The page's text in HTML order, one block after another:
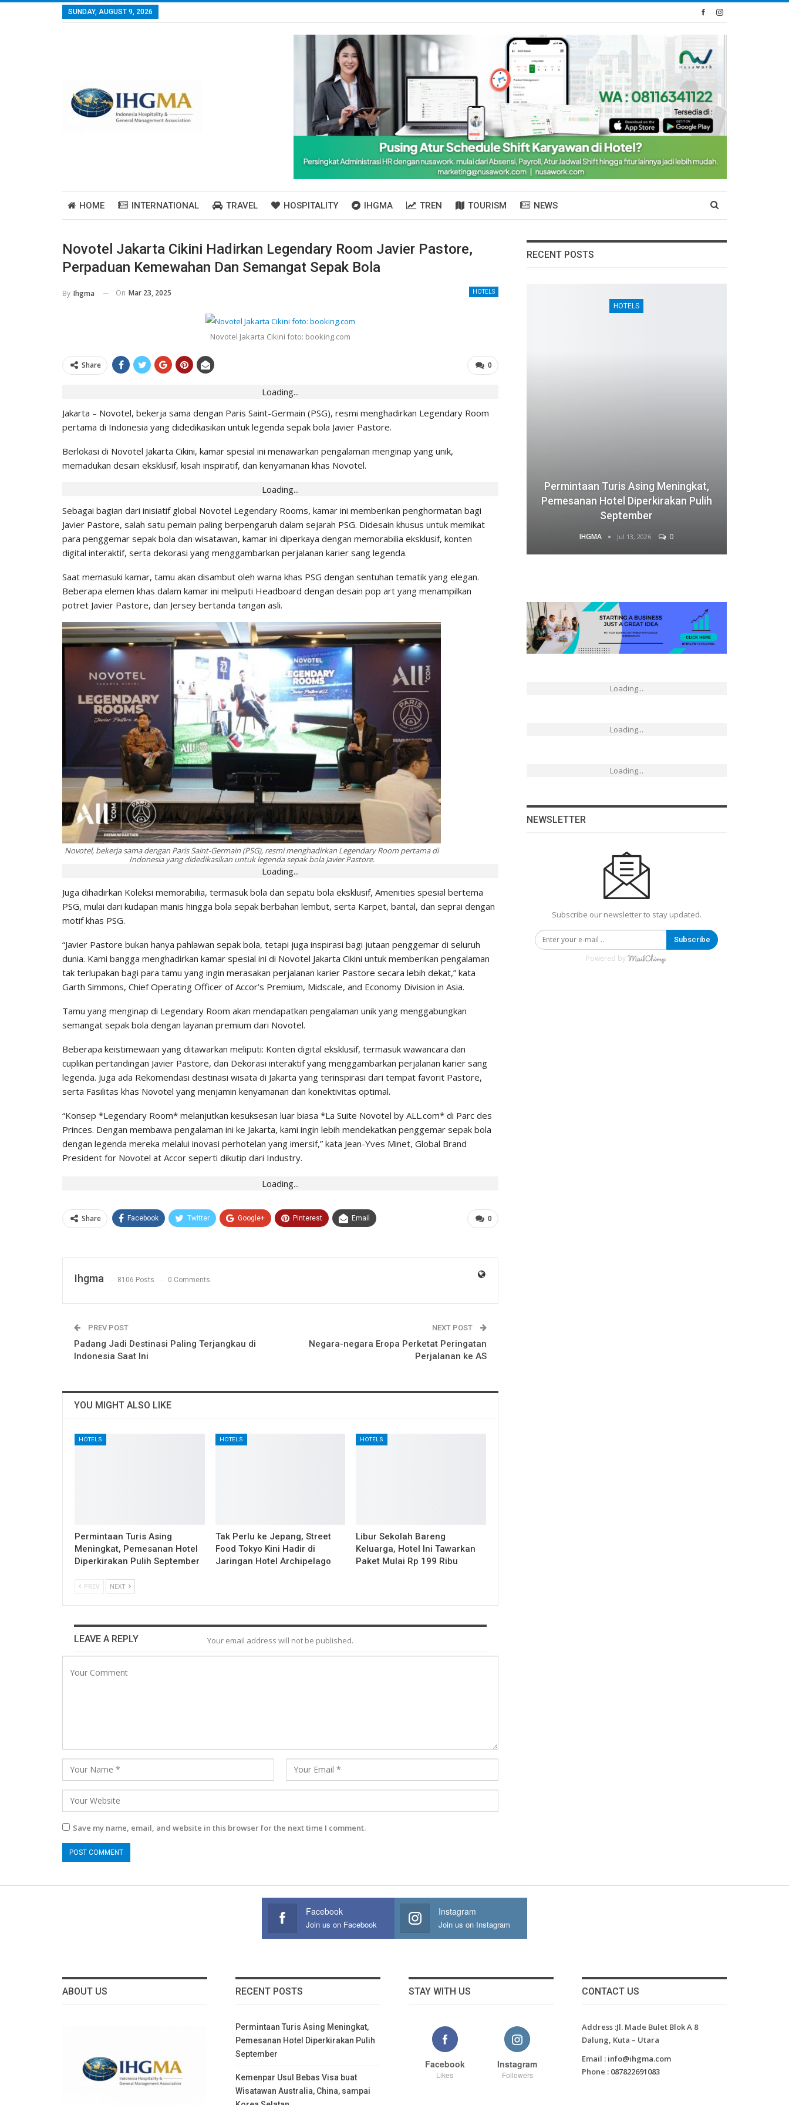
SUNDAY, AUGUST 9, 2026
HOME INTERNATIONAL TRAVEL HOSPITALITY IHGMA TREN TOURISM NEWS
Novotel Jakarta Cikini Hadirkan Legendary Room Javier Pastore,
Perpaduan Kemewahan Dan Semangat Sepak Bola
HOTELS
By Ihgma On Mar 23, 2025
Novotel Jakarta Cikini foto: booking.com
0
Share
Loading...
Jakarta – Novotel, bekerja sama dengan Paris Saint-Germain (PSG), resmi menghadirkan Legendary Room
pertama di Indonesia yang didedikasikan untuk legenda sepak bola Javier Pastore.
Berlokasi di Novotel Jakarta Cikini, kamar spesial ini menawarkan pengalaman menginap yang unik,
memadukan desain eksklusif, kisah inspiratif, dan kenyamanan khas Novotel.
Loading...
Sebagai bagian dari inisiatif global Novotel Legendary Rooms, kamar ini memberikan penghormatan bagi
Javier Pastore, salah satu pemain paling berpengaruh dalam sejarah PSG. Didesain khusus untuk memikat
para penggemar sepak bola dan wisatawan, kamar ini diperkaya dengan memorabilia eksklusif, konten
digital interaktif, serta dekorasi yang menggambarkan perjalanan karier sang legenda.
Saat memasuki kamar, tamu akan disambut oleh warna khas PSG dengan sentuhan tematik yang elegan.
Beberapa elemen khas dalam kamar ini meliputi Headboard dengan desain pop art yang menampilkan
potret Javier Pastore, dan Jersey bertanda tangan asli.
Novotel, bekerja sama dengan Paris Saint-Germain (PSG), resmi menghadirkan Legendary Room pertama di
Indonesia yang didedikasikan untuk legenda sepak bola Javier Pastore.
Loading...
Juga dihadirkan Koleksi memorabilia, termasuk bola dan sepatu bola eksklusif, Amenities spesial bertema
PSG, mulai dari kudapan manis hingga bola sepak berbahan lembut, serta Karpet, bantal, dan seprai dengan
motif khas PSG.
“Javier Pastore bukan hanya pahlawan sepak bola, tetapi juga inspirasi bagi jutaan penggemar di seluruh
dunia. Kami bangga menghadirkan kamar spesial ini di Novotel Jakarta Cikini untuk memberikan pengalaman
tak terlupakan bagi para tamu yang ingin merasakan perjalanan karier Pastore secara lebih dekat,” kata
Garth Simmons, Chief Operating Officer of Accor’s Premium, Midscale, and Economy Division in Asia.
Tamu yang menginap di Legendary Room akan mendapatkan pengalaman unik yang menggabungkan
semangat sepak bola dengan layanan premium dari Novotel.
Beberapa keistimewaan yang ditawarkan meliputi: Konten digital eksklusif, termasuk wawancara dan
cuplikan pertandingan Javier Pastore, dan Dekorasi interaktif yang menggambarkan perjalanan karier sang
legenda. Juga ada Rekomendasi destinasi wisata di Jakarta yang terinspirasi dari tempat favorit Pastore,
serta Fasilitas khas Novotel yang menjamin kenyamanan dan konektivitas optimal.
“Konsep *Legendary Room* melanjutkan kesuksesan luar biasa *La Suite Novotel by ALL.com* di Parc des
Princes. Dengan membawa pengalaman ini ke Jakarta, kami ingin lebih mendekatkan penggemar sepak bola
dengan legenda mereka melalui inovasi perhotelan yang imersif,” kata Jean-Yves Minet, Global Brand
President for Novotel at Accor seperti dikutip dari Industry.
Loading...
0
Share Facebook Twitter Google+ Pinterest Email
Ihgma 8106 Posts 0 Comments
PREV POST
Padang Jadi Destinasi Paling Terjangkau di
Indonesia Saat Ini
NEXT POST
Negara-negara Eropa Perketat Peringatan
Perjalanan ke AS
YOU MIGHT ALSO LIKE
HOTELS
Permintaan Turis Asing
Meningkat, Pemesanan Hotel
Diperkirakan Pulih September
HOTELS
Tak Perlu ke Jepang, Street
Food Tokyo Kini Hadir di
Jaringan Hotel Archipelago
HOTELS
Libur Sekolah Bareng
Keluarga, Hotel Ini Tawarkan
Paket Mulai Rp 199 Ribu
PREV NEXT
LEAVE A REPLY Your email address will not be published.
Save my name, email, and website in this browser for the next time I comment.
RECENT POSTS
HOTELS
Permintaan Turis Asing Meningkat,
Pemesanan Hotel Diperkirakan Pulih
September
IHGMA Jul 13, 2026 0
Loading...
Loading...
Loading...
NEWSLETTER
Subscribe our newsletter to stay updated.
Subscribe
Powered by
Facebook
Join us on Facebook
Instagram
Join us on Instagram
ABOUT US RECENT POSTS
Permintaan Turis Asing Meningkat,
Pemesanan Hotel Diperkirakan Pulih
September
Kemenpar Usul Bebas Visa buat
Wisatawan Australia, China, sampai
STAY WITH US
Facebook
Likes
Instagram
Followers
CONTACT US
Address :Jl. Made Bulet Blok A 8
Dalung, Kuta – Utara
Email : info@ihgma.com
Phone : 087822691083